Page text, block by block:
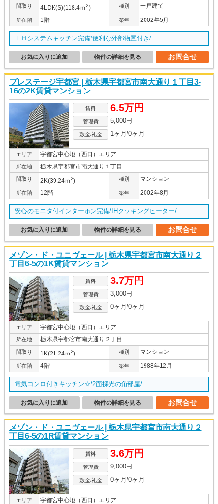
間取り 4LDK(S)(118.4ｍ2) 種別 一戸建て
所在階 1階 築年 2002年5月
ＩＨシステムキッチン完備/便利な外部物置付き/
お問合せ
物件の詳細を見る
お気に入りに追加
プレステージ宇都宮 | 栃木県宇都宮市南大通り１丁目3-
16の2K賃貸マンション
賃料 6.5万円
管理費 5,000円
敷金/礼金 1ヶ月/0ヶ月
エリア 宇都宮中心地（西口）エリア
所在地 栃木県宇都宮市南大通り１丁目
間取り 2K(39.24ｍ2) 種別 マンション
所在階 12階 築年 2002年8月
安心のモニタ付インターホン完備/IHクッキングヒーター/
お問合せ
物件の詳細を見る
お気に入りに追加
メゾン・ド・ユニヴェール | 栃木県宇都宮市南大通り２
丁目6-5の1K賃貸マンション
賃料 3.7万円
管理費 3,000円
敷金/礼金 0ヶ月/0ヶ月
エリア 宇都宮中心地（西口）エリア
所在地 栃木県宇都宮市南大通り２丁目
間取り 1K(21.24ｍ2) 種別 マンション
所在階 4階 築年 1988年12月
電気コンロ付きキッチン☆/2面採光の角部屋/
お問合せ
物件の詳細を見る
お気に入りに追加
メゾン・ド・ユニヴェール | 栃木県宇都宮市南大通り２
丁目6-5の1R賃貸マンション
賃料 3.6万円
管理費 9,000円
敷金/礼金 0ヶ月/0ヶ月
エリア 宇都宮中心地（西口）エリア